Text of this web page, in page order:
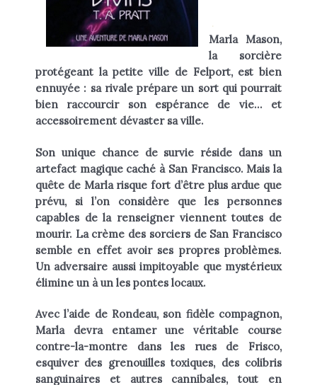
RECHERCHE
.
Marla Mason,
la sorcière
protégeant la petite ville de Felport, est bien
ennuyée : sa rivale prépare un sort qui pourrait
bien raccourcir son espérance de vie… et
accessoirement dévaster sa ville.
Son unique chance de survie réside dans un
artefact magique caché à San Francisco. Mais la
quête de Marla risque fort d’être plus ardue que
prévu, si l’on considère que les personnes
capables de la renseigner viennent toutes de
mourir. La crème des sorciers de San Francisco
semble en effet avoir ses propres problèmes.
Un adversaire aussi impitoyable que mystérieux
élimine un à un les pontes locaux.
Avec l’aide de Rondeau, son fidèle compagnon,
Marla devra entamer une véritable course
contre-la-montre dans les rues de Frisco,
esquiver des grenouilles toxiques, des colibris
sanguinaires et autres cannibales, tout en